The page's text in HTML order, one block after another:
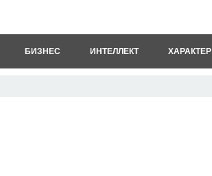
БИЗНЕС ИНТЕЛЛЕКТ ХАРАКТЕР